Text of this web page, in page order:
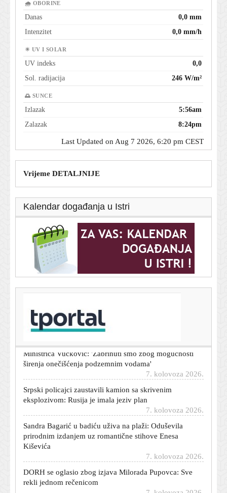
🌧 OBORINE
Danas
0,0 mm
Intenzitet
0,0 mm/h
☀ UV I SOLAR
UV indeks
0,0
Sol. radijacija
246 W/m²
🌅 SUNCE
Izlazak
5:56am
Zalazak
8:24pm
Last Updated on Aug 7 2026, 6:20 pm CEST
Vrijeme DETALJNIJE
Kalendar događanja u Istri
T-portal.hr
vozačima
širenja onečišćenja podzemnim vodama'
7. kolovoza 2026.
Srpski policajci zaustavili kamion sa skrivenim
7. kolovoza 2026.
Sandra Bagarić u badiću uživa na plaži: Oduševila
prirodnim izdanjem uz romantične stihove Enesa
Kiševića
7. kolovoza 2026.
DORH se oglasio zbog izjava Milorada Pupovca: Sve
7. kolovoza 2026.